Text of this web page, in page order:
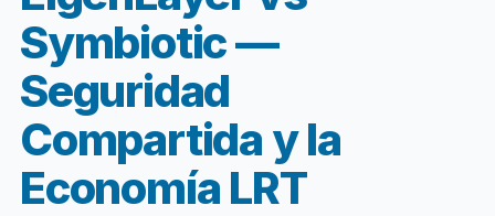
Symbiotic —
Seguridad
Compartida y la
Economía LRT